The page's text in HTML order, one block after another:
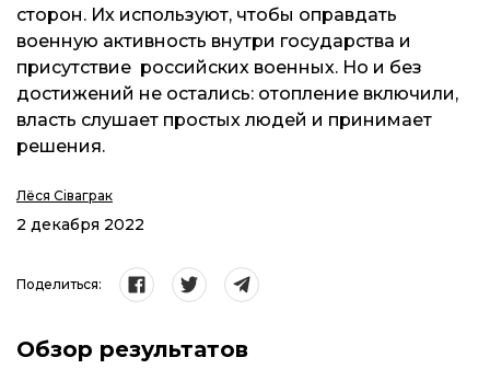
сторон. Их используют, чтобы оправдать
военную активность внутри государства и
присутствие российских военных. Но и без
достижений не остались: отопление включили,
власть слушает простых людей и принимает
решения.
Лёся Сіваграк
2 декабря 2022
Поделиться:
Обзор результатов